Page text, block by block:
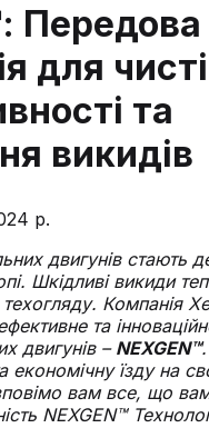
Передова
для
та
викидів
р.
двигунів стають
Шкідливі викиди
Компанія
та
двигунів – NEXGEN™
економічну їзду на
вам все, що вам
NEXGEN™